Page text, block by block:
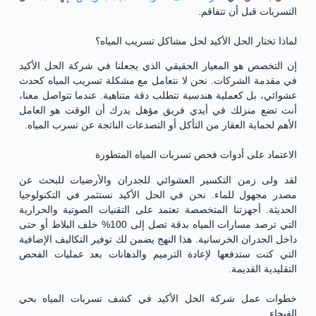
التسربات قبل أن تتفاقم.
لماذا تختار الحل الأكيد لحل مشاكل تسريب المياه؟
إن التخصص هو المعيار الحقيقي الذي يجعلنا في شركة الحل الأكيد
في مقدمة الشركات. نحن لا نتعامل مع مشكلة تسريب المياه كحدث
عشوائي، بل كعملية هندسية تتطلب دقة متناهية. عندما تتواصل معنا،
أنت تضع منزلك في أيدي فريق مؤهل يدرك أن الوقت هو العامل
الأهم لحماية العقار من التأكل أو التصدعات الناتجة عن تسرب المياه.
الاعتماد على أدوات فحص تسربات المياه المتطورة
لقد ولى زمن التكسير العشوائي للجدران والأرضيات للبحث عن
مصدر مجهول للماء. نحن في الحل الأكيد نستثمر في التكنولوجيا
الحديثة. أجهزتنا المتخصصة تعتمد على التقنيات الصوتية والحرارية
التي ترصد مسارات المياه بدقة تصل إلى 100% خلف البلاط أو حتى
داخل الجدران الخرسانية. هذا النهج يضمن لك توفير التكاليف الإضافية
التي كنت ستدفعها لإعادة الترميم والدهانات بعد عمليات الفحص
التقليدية القديمة.
خطوات عمل شركة الحل الأكيد في كشف تسربات المياه بحي
الفيحاء